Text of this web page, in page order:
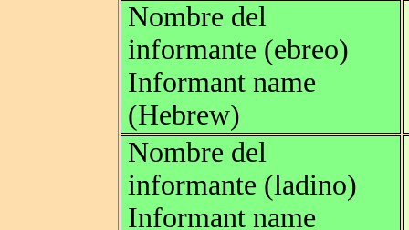
Nombre del
informante (ebreo)
Informant name
(Hebrew)
Nombre del
informante (ladino)
Informant name